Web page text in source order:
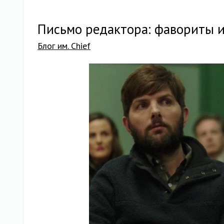
Письмо редактора: фавориты
Блог им. Chief